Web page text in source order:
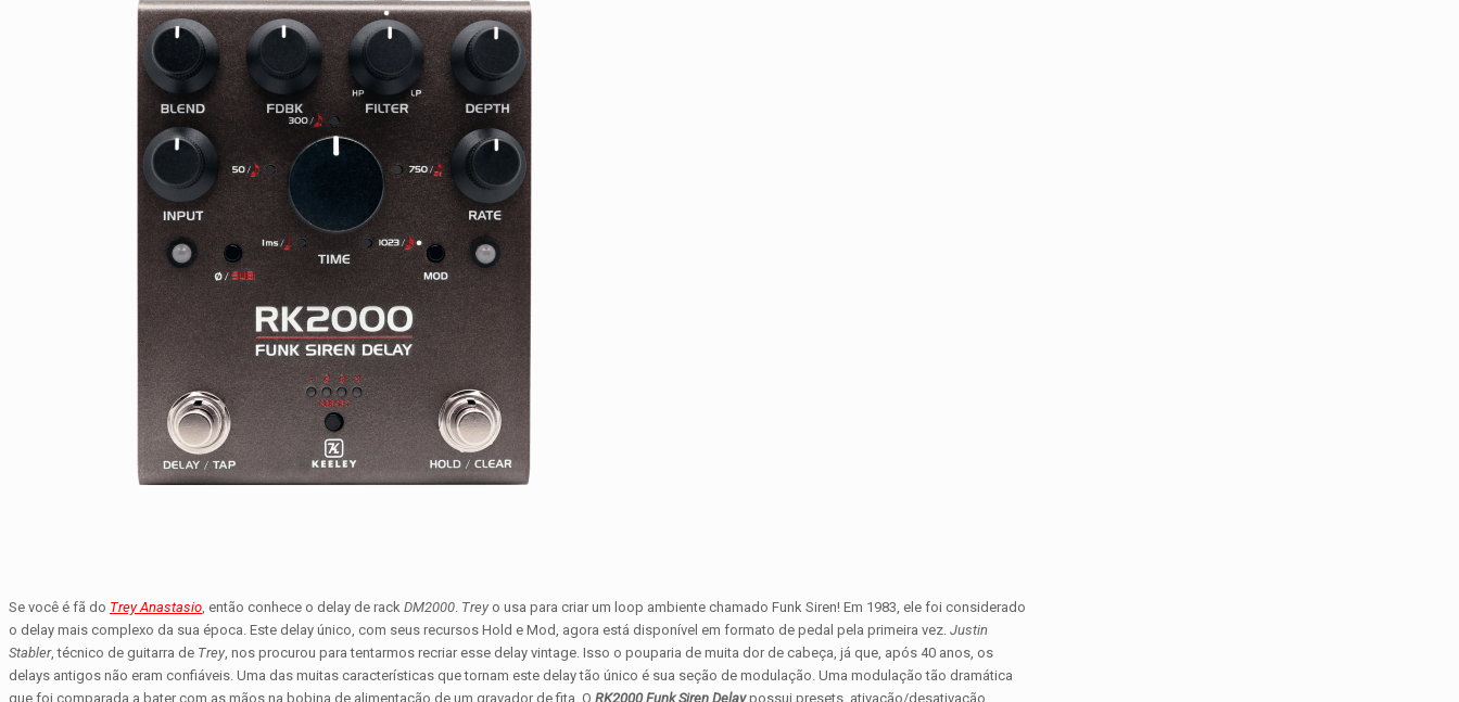
Se você é fã do Trey Anastasio, então conhece o delay de rack DM2000. Trey o usa para criar um loop ambiente chamado Funk Siren! Em 1983, ele foi considerado
o delay mais complexo da sua época. Este delay único, com seus recursos Hold e Mod, agora está disponível em formato de pedal pela primeira vez. Justin
Stabler, técnico de guitarra de Trey, nos procurou para tentarmos recriar esse delay vintage. Isso o pouparia de muita dor de cabeça, já que, após 40 anos, os
delays antigos não eram confiáveis. Uma das muitas características que tornam este delay tão único é sua seção de modulação. Uma modulação tão dramática
que foi comparada a bater com as mãos na bobina de alimentação de um gravador de fita. O RK2000 Funk Siren Delaypossui presets, ativação/desativação